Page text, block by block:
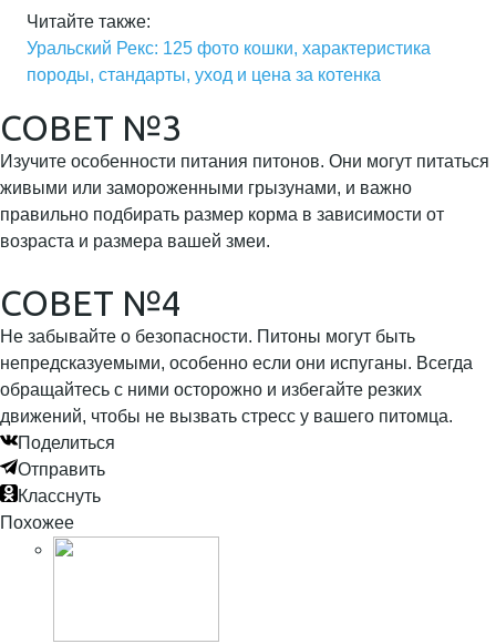
Читайте также:
Уральский Рекс: 125 фото кошки, характеристика
породы, стандарты, уход и цена за котенка
СОВЕТ №3
Изучите особенности питания питонов. Они могут питаться
живыми или замороженными грызунами, и важно
правильно подбирать размер корма в зависимости от
возраста и размера вашей змеи.
СОВЕТ №4
Не забывайте о безопасности. Питоны могут быть
непредсказуемыми, особенно если они испуганы. Всегда
обращайтесь с ними осторожно и избегайте резких
движений, чтобы не вызвать стресс у вашего питомца.
Поделиться
Отправить
Класснуть
Похожее